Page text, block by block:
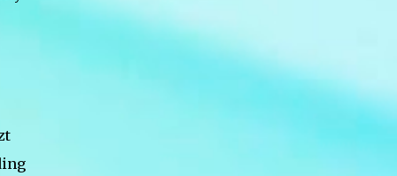
Original: I Dream of Jeannie) Bild: Jeannie at